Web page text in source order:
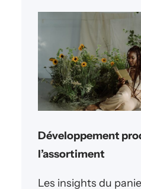
Développement
l’assortiment
Les insights du